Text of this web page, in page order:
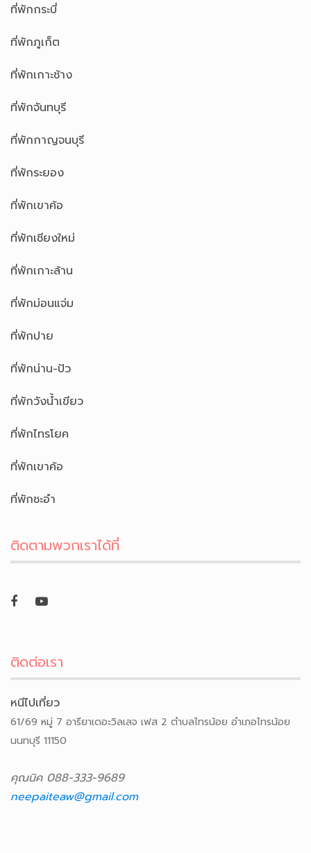
ที่พักกระบี่
ที่พักภูเก็ต
ที่พักเกาะช้าง
ที่พักจันทบุรี
ที่พักกาญจนบุรี
ที่พักระยอง
ที่พักเขาค้อ
ที่พักเชียงใหม่
ที่พักเกาะล้าน
ที่พักม่อนแจ่ม
ที่พักปาย
ที่พักน่าน-ปัว
ที่พักวังน้ำเขียว
ที่พักไทรโยค
ที่พักเขาค้อ
ที่พักชะอำ
ติดตามพวกเราได้ที่
ติดต่อเรา
หนีไปเที่ยว
61/69 หมู่ 7 อารียาเดอะวิลเลจ เฟส 2 ตำบลไทรน้อย อำเภอไทรน้อย
นนทบุรี 11150
คุณนิค 088-333-9689
neepaiteaw@gmail.com